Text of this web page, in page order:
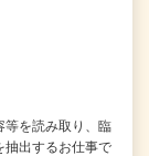
等を読み取り、臨
抽出するお仕事で